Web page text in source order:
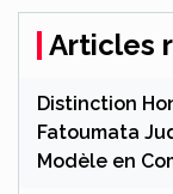
Articles
Distinction
Fatoumata
Modèle en